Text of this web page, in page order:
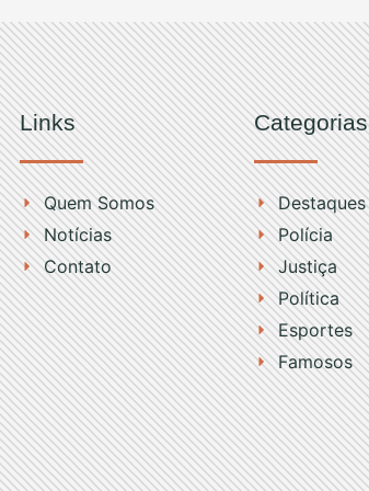
Links
Quem Somos
Notícias
Contato
Categorias
Destaques
Polícia
Justiça
Política
Esportes
Famosos